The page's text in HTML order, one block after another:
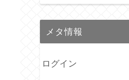
メタ情報
ログイン